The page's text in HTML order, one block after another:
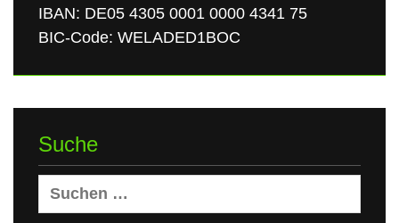
IBAN: DE05 4305 0001 0000 4341 75
BIC-Code: WELADED1BOC
Suche
Suchen
nach: